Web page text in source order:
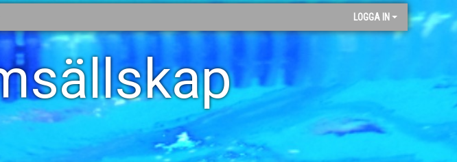
LOGGA IN